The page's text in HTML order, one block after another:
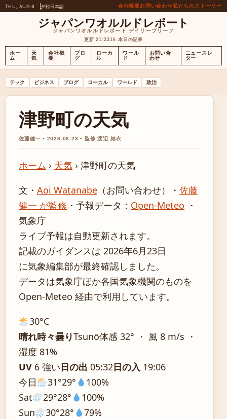
THU, AUG 6 夕刊日本語 会社概要お問い合わせ私たちのストーリー
ジャパンワオルルドレポート
ジャパンワオルルドレポート デイリーブリーフ
更新 21:3316 本日の記事
ホー
ム
天
気
会社概
要
ブロ
グ
ローカ
ル
ワール
ド
お問い合
わせ
ニュースレ
ター
テック ビジネス ブログ ローカル ワールド 政治
津野町の天気
佐藤健一 • 2026-06-23 • 監修 渡辺 結衣
ホーム › 天気 › 津野町の天気
文・ Aoi Watanabe （お問い合わせ） ・ 佐藤
健一 が監修 ・ 予報データ： Open-Meteo ・
気象庁
ライブ予報は自動更新されます。
記載のガイダンスは 2026年6月23日
に気象編集部が最終確認しました。
データは気象庁ほか各国気象機関のものを
Open-Meteo 経由で利用しています。
30°C
晴れ時々曇りTsunō体感 32° ・ 風 8 m/s ・
湿度 81%
UV 6 強い日の出 05:32日の入 19:06
今日
31°29°
100%
Sat
29°28°
100%
Sun
30°28°
79%